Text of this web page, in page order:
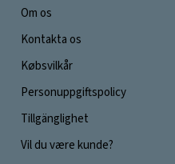
Om os
Kontakta os
Købsvilkår
Personuppgiftspolicy
Tillgänglighet
Vil du være kunde?